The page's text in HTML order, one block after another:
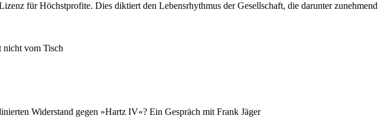
für Höchstprofite. Dies diktiert den Lebensrhythmus der Gesellschaft, die darunter zunehmend
nicht vom Tisch
Widerstand gegen »Hartz IV«? Ein Gespräch mit Frank Jäger